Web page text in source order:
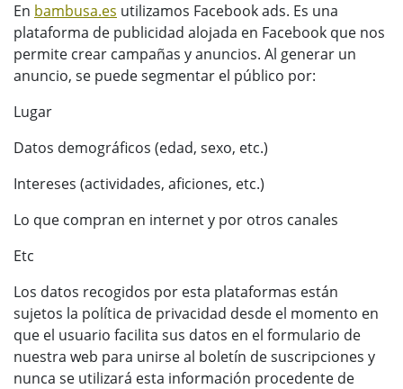
En bambusa.es utilizamos Facebook ads. Es una
plataforma de publicidad alojada en Facebook que nos
permite crear campañas y anuncios. Al generar un
anuncio, se puede segmentar el público por:
Lugar
Datos demográficos (edad, sexo, etc.)
Intereses (actividades, aficiones, etc.)
Lo que compran en internet y por otros canales
Etc
Los datos recogidos por esta plataformas están
sujetos la política de privacidad desde el momento en
que el usuario facilita sus datos en el formulario de
nuestra web para unirse al boletín de suscripciones y
nunca se utilizará esta información procedente de